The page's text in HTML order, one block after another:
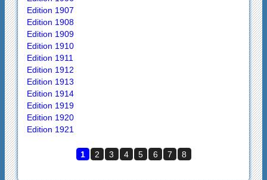
Edition 1907
Edition 1908
Edition 1909
Edition 1910
Edition 1911
Edition 1912
Edition 1913
Edition 1914
Edition 1919
Edition 1920
Edition 1921
1 2 3 4 5 6 7 8